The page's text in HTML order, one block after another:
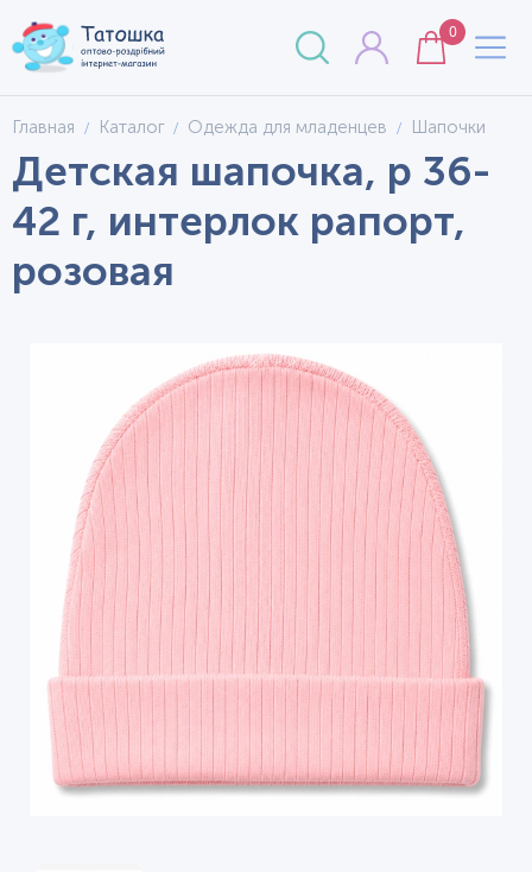
0
Главная Каталог Одежда для младенцев Шапочки
Детская шапочка, р 36-
42 г, интерлок рапорт,
розовая